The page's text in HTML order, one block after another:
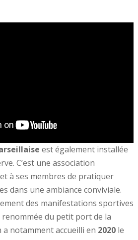
est également installée
C’est une association
à ses membres de pratiquer
dans une ambiance conviviale.
des manifestations sportives
du petit port de la
a notamment accueilli en 2020le